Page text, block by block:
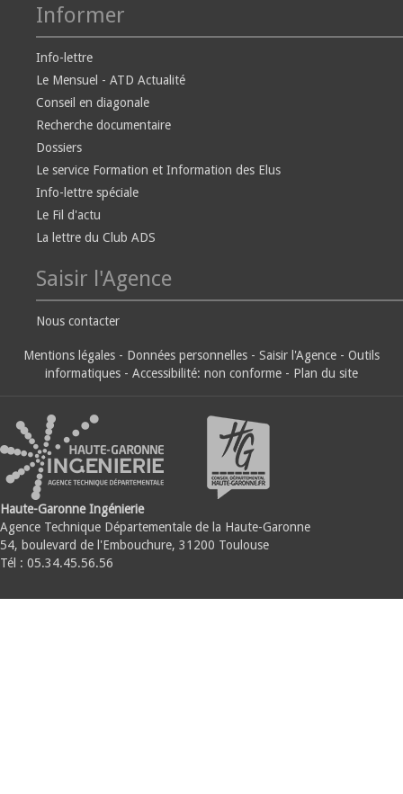
Informer
Info-lettre
Le Mensuel - ATD Actualité
Conseil en diagonale
Recherche documentaire
Dossiers
Le service Formation et Information des Elus
Info-lettre spéciale
Le Fil d'actu
La lettre du Club ADS
Saisir l'Agence
Nous contacter
Mentions légales - Données personnelles - Saisir l'Agence - Outils
informatiques - Accessibilité: non conforme - Plan du site
Haute-Garonne Ingénierie
Agence Technique Départementale de la Haute-Garonne
54, boulevard de l'Embouchure, 31200 Toulouse
Tél : 05.34.45.56.56